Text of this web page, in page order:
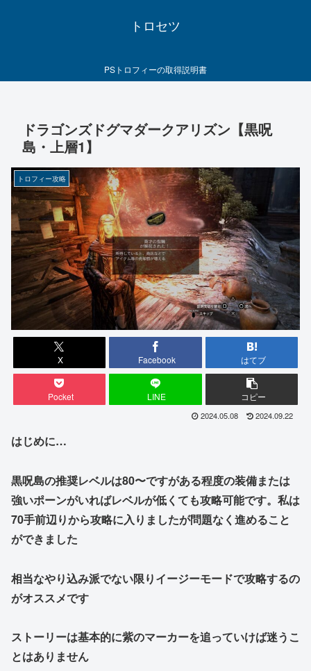
トロセツ
PSトロフィーの取得説明書
ドラゴンズドグマダークアリズン【黒呪
島・上層1】
トロフィー攻略
X Facebook はてブ
Pocket LINE コピー
2024.05.08 2024.09.22
はじめに…
黒呪島の推奨レベルは80〜ですがある程度の装備または
強いポーンがいればレベルが低くても攻略可能です。私は
70手前辺りから攻略に入りましたが問題なく進めること
ができました
相当なやり込み派でない限りイージーモードで攻略するの
がオススメです
ストーリーは基本的に紫のマーカーを追っていけば迷うこ
とはありません